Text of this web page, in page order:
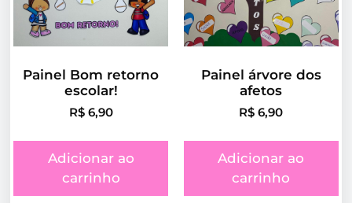
Painel Bom retorno
escolar!
R$6,90
Adicionar ao
carrinho
Painel árvore dos
afetos
R$ 6,90
Adicionar ao
carrinho